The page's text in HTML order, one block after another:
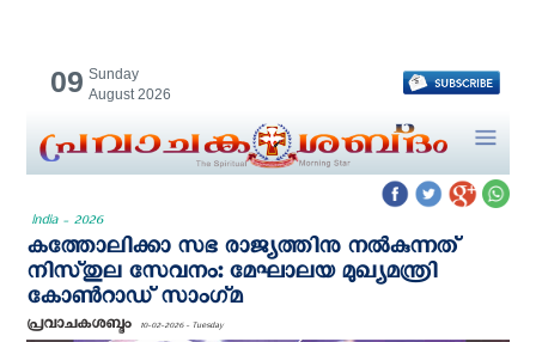
09 Sunday
August 2026
India - 2026
കത്തോലിക്കാ സഭ രാജ്യത്തിനു നൽകുന്നത്
നിസ്‌തുല സേവനം: മേഘാലയ മുഖ്യമന്ത്രി
കോൺറാഡ് സാംഗ്‌മ
പ്രവാചകശബ്ദം 10-02-2026 - Tuesday